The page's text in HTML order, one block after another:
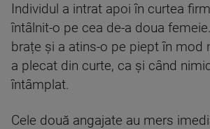
Individul a intrat apoi în curtea
întâlnit-o pe cea de-a doua
brațe și a atins-o pe piept în mod
a plecat din curte, ca și când
întâmplat.
Cele două angajate au mers